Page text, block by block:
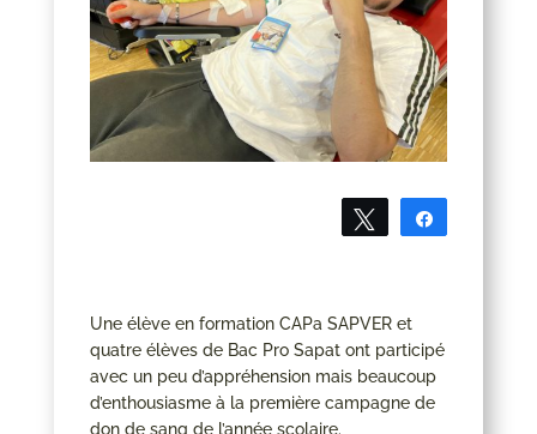
Tweetez
Une élève en formation CAPa SAPVER et
quatre élèves de Bac Pro Sapat ont participé
avec un peu d’appréhension mais beaucoup
d’enthousiasme à la première campagne de
don de sang de l’année scolaire.